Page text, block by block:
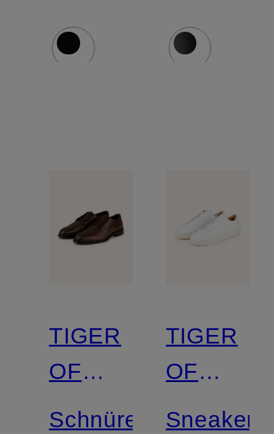
TIGER
OF
SWEDEN
Schnürer
TIGER
OF
SWEDEN
Sneaker